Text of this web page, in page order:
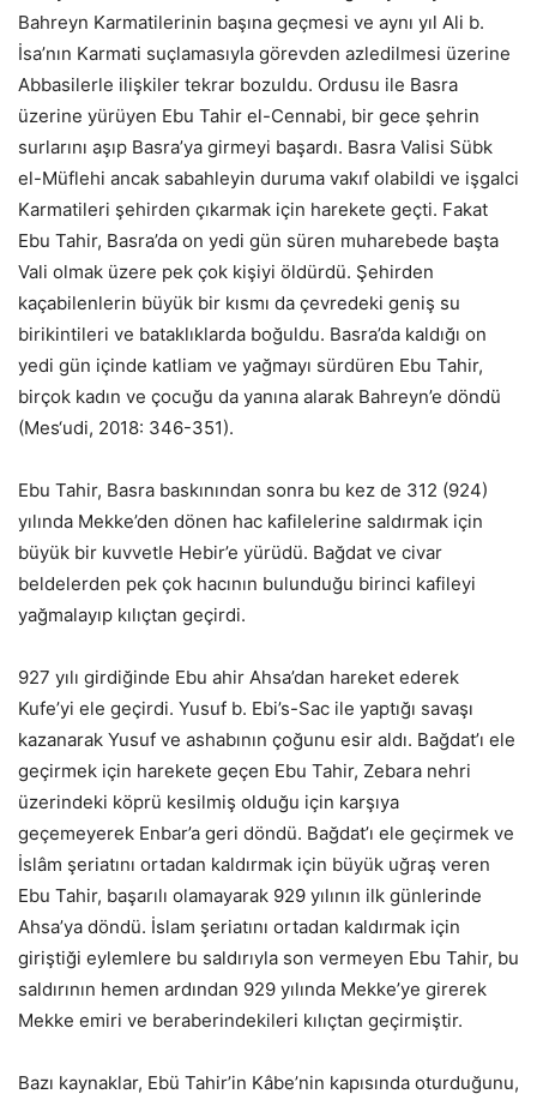
Bahreyn Karmatilerinin başına geçmesi ve aynı yıl Ali b.
İsa’nın Karmati suçlamasıyla görevden azledilmesi üzerine
Abbasilerle ilişkiler tekrar bozuldu. Ordusu ile Basra
üzerine yürüyen Ebu Tahir el-Cennabi, bir gece şehrin
surlarını aşıp Basra’ya girmeyi başardı. Basra Valisi Sübk
el-Müflehi ancak sabahleyin duruma vakıf olabildi ve işgalci
Karmatileri şehirden çıkarmak için harekete geçti. Fakat
Ebu Tahir, Basra’da on yedi gün süren muharebede başta
Vali olmak üzere pek çok kişiyi öldürdü. Şehirden
kaçabilenlerin büyük bir kısmı da çevredeki geniş su
birikintileri ve bataklıklarda boğuldu. Basra’da kaldığı on
yedi gün içinde katliam ve yağmayı sürdüren Ebu Tahir,
birçok kadın ve çocuğu da yanına alarak Bahreyn’e döndü
(Mes‘udi, 2018: 346-351).
Ebu Tahir, Basra baskınından sonra bu kez de 312 (924)
yılında Mekke’den dönen hac kafilelerine saldırmak için
büyük bir kuvvetle Hebir’e yürüdü. Bağdat ve civar
beldelerden pek çok hacının bulunduğu birinci kafileyi
yağmalayıp kılıçtan geçirdi.
927 yılı girdiğinde Ebu ahir Ahsa’dan hareket ederek
Kufe’yi ele geçirdi. Yusuf b. Ebi’s-Sac ile yaptığı savaşı
kazanarak Yusuf ve ashabının çoğunu esir aldı. Bağdat’ı ele
geçirmek için harekete geçen Ebu Tahir, Zebara nehri
üzerindeki köprü kesilmiş olduğu için karşıya
geçemeyerek Enbar’a geri döndü. Bağdat’ı ele geçirmek ve
İslâm şeriatını ortadan kaldırmak için büyük uğraş veren
Ebu Tahir, başarılı olamayarak 929 yılının ilk günlerinde
Ahsa’ya döndü. İslam şeriatını ortadan kaldırmak için
giriştiği eylemlere bu saldırıyla son vermeyen Ebu Tahir, bu
saldırının hemen ardından 929 yılında Mekke’ye girerek
Mekke emiri ve beraberindekileri kılıçtan geçirmiştir.
Bazı kaynaklar, Ebü Tahir’in Kâbe’nin kapısında oturduğunu,